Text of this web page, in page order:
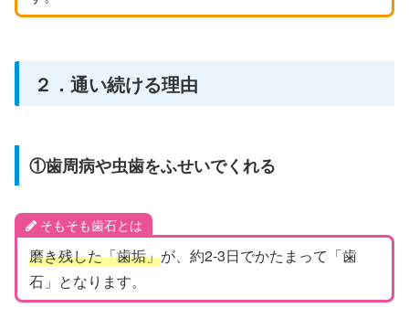
２．通い続ける理由
①歯周病や虫歯をふせいでくれる
そもそも歯石とは
磨き残した「歯垢」が、約2-3日でかたまって「歯
石」となります。